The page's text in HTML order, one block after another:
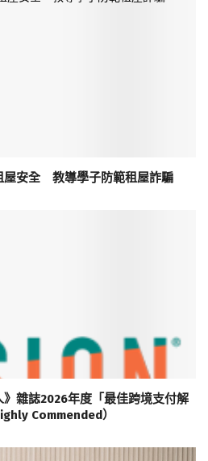
屋安全 教導學子防範租屋詐騙
雜誌2026年度「最佳跨境支付解
Commended）